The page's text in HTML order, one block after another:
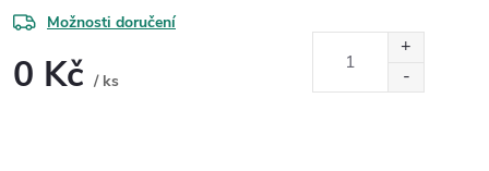
Možnosti doručení
0 Kč / ks